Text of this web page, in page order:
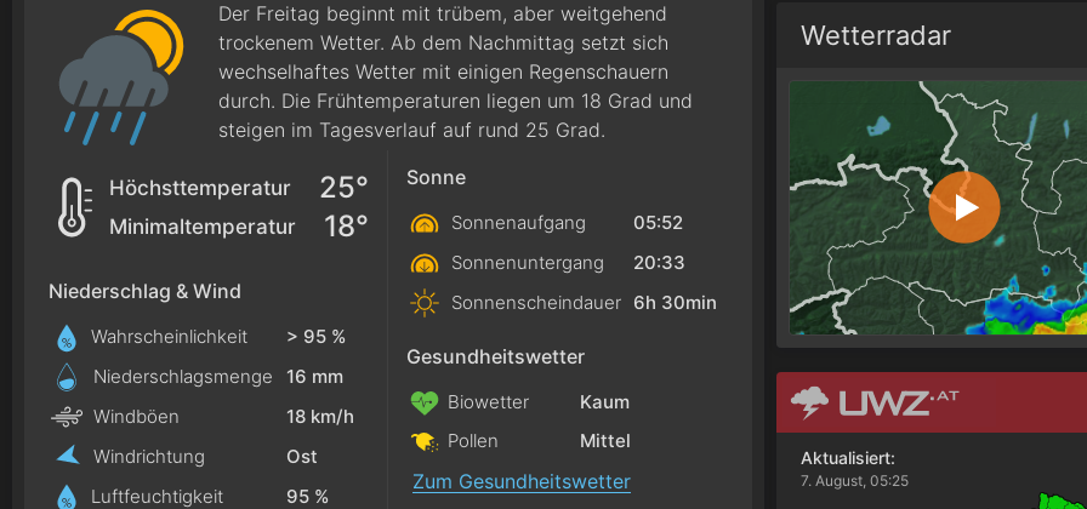
Der Freitag beginnt mit trübem, aber weitgehend
trockenem Wetter. Ab dem Nachmittag setzt sich
wechselhaftes Wetter mit einigen Regenschauern
durch. Die Frühtemperaturen liegen um 18 Grad und
steigen im Tagesverlauf auf rund 25 Grad.
Höchsttemperatur 25°
Minimaltemperatur 18°
Niederschlag & Wind
Wahrscheinlichkeit
> 95 %
Niederschlagsmenge
16 mm
Windböen
18 km/h
Windrichtung
Ost
Luftfeuchtigkeit
95 %
Sonne
Sonnenaufgang
05:52
Sonnenuntergang
20:33
Sonnenscheindauer 6h 30min
Gesundheitswetter
Biowetter
Kaum
Pollen
Mittel
Zum Gesundheitswetter
Wetterradar
Aktualisiert:
7. August, 05:25